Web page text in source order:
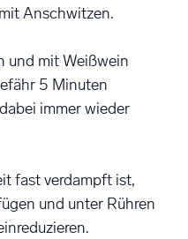
Anschwitzen.
und mit Weißwein
5 Minuten
immer wieder
fast verdampft ist,
und unter Rühren